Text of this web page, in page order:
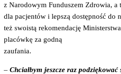
z Narodowym Funduszem Zdrowia,
dla pacjentów i lepszą dostępność do
też swoistą rekomendację
placówkę za godną
zaufania.
– Chciałbym jeszcze raz podziękować